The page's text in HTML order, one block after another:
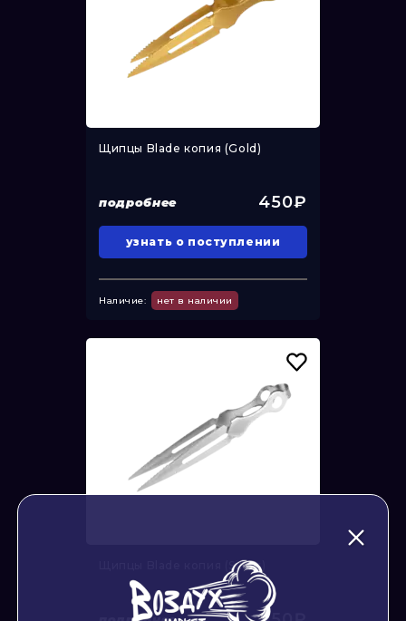
Щипцы Blade копия (Gold)
подробнее 450₽
узнать о поступлении
Наличие: нет в наличии
Щипцы Blade копия (Silver)